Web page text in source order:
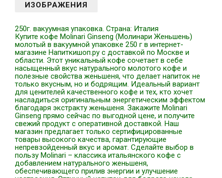
ИЗОБРАЖЕНИЯ
250г. вакуумная упаковка. Страна: Италия
Купите кофе Molinari Ginseng (Молинари Женьшень)
молотый в вакуумной упаковке 250 г в интернет-
магазине Напиткишоп.ру с доставкой по Москве и
области. Этот уникальный кофе сочетает в себе
насыщенный вкус натурального молотого кофе и
полезные свойства женьшеня, что делает напиток не
только вкусным, но и бодрящим. Идеальный вариант
для ценителей качественного кофе и тех, кто хочет
насладиться оригинальным энергетическим эффектом
благодаря экстракту женьшеня. Закажите Molinari
Ginseng прямо сейчас по выгодной цене, и получите
свежий продукт с оперативной доставкой. Наш
магазин предлагает только сертифицированные
товары высокого качества, гарантирующие
непревзойденный вкус и аромат. Сделайте выбор в
пользу Molinari – классика итальянского кофе с
добавлением натурального женьшеня,
обеспечивающего прилив энергии и улучшение